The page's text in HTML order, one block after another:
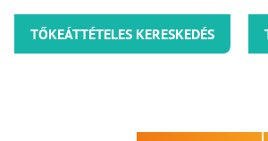
TŐKEÁTTÉTELES KERESKEDÉS